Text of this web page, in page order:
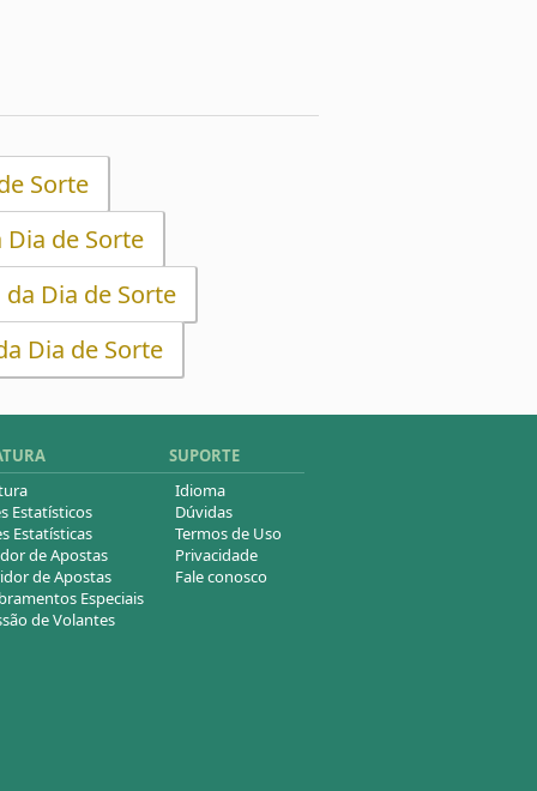
Sorte
de Sorte
Dia de Sorte
Dia de Sorte
Estatísticos
Estatísticas
de Apostas
de Apostas
Especiais
de Volantes
SUPORTE
Idioma
Dúvidas
Termos de Uso
Privacidade
Fale conosco